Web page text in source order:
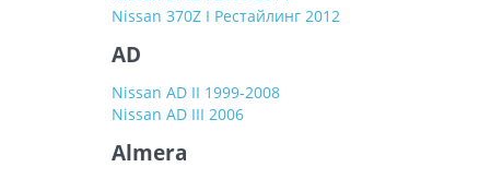
Nissan 370Z I Рестайлинг 2012
AD
Nissan AD II 1999-2008
Nissan AD III 2006
Almera